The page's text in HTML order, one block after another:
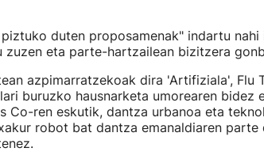
duten proposamenak" indartu
zuzen eta parte-hartzailean bizitzera
azpimarratzekoak dira 'Artifiziala', Flu
buruzko hausnarketa umorearen bidez
Co-ren eskutik, dantza urbanoa eta
robot bat dantza emanaldiaren parte